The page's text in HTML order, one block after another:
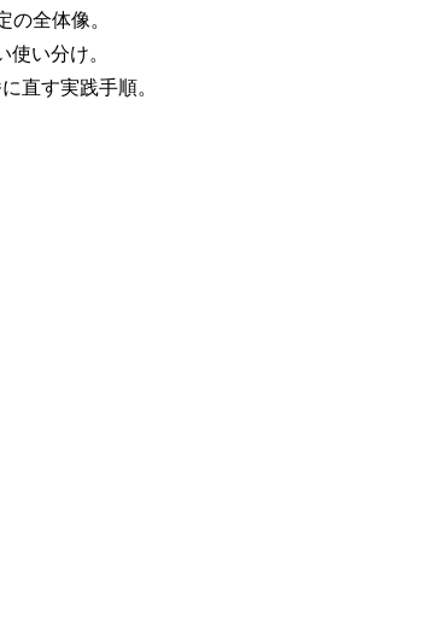
の全体像。
い分け。
直す実践手順。